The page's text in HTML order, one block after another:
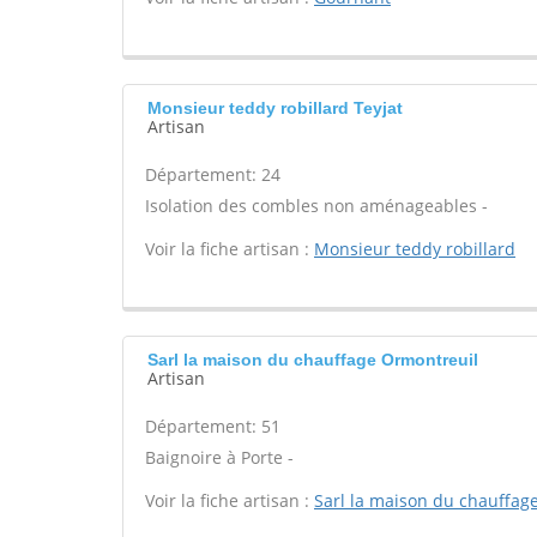
Monsieur teddy robillard Teyjat
Artisan
Département: 24
Isolation des combles non aménageables -
Voir la fiche artisan : Monsieur teddy robillard
Sarl la maison du chauffage Ormontreuil
Artisan
Département: 51
Baignoire à Porte -
Voir la fiche artisan : Sarl la maison du